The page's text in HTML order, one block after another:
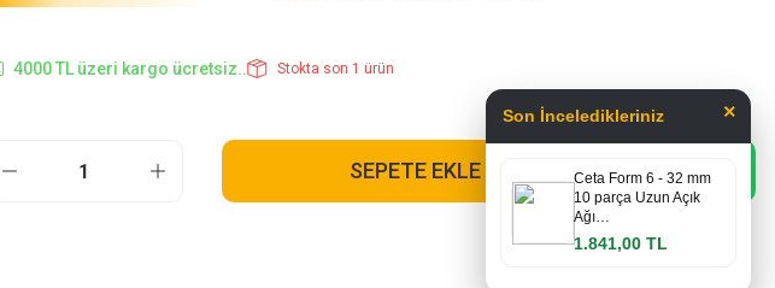
4000 TL üzeri kargo ücretsiz.. Stokta son 1 ürün
SEPETE EKLE
Son İnceledikleriniz ×
Ceta Form 6 - 32 mm
10 parça Uzun Açık
Ağı…
1.841,00 TL